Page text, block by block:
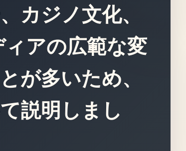
カジノ文化、
アの広範な変
が多いため、
説明しまし